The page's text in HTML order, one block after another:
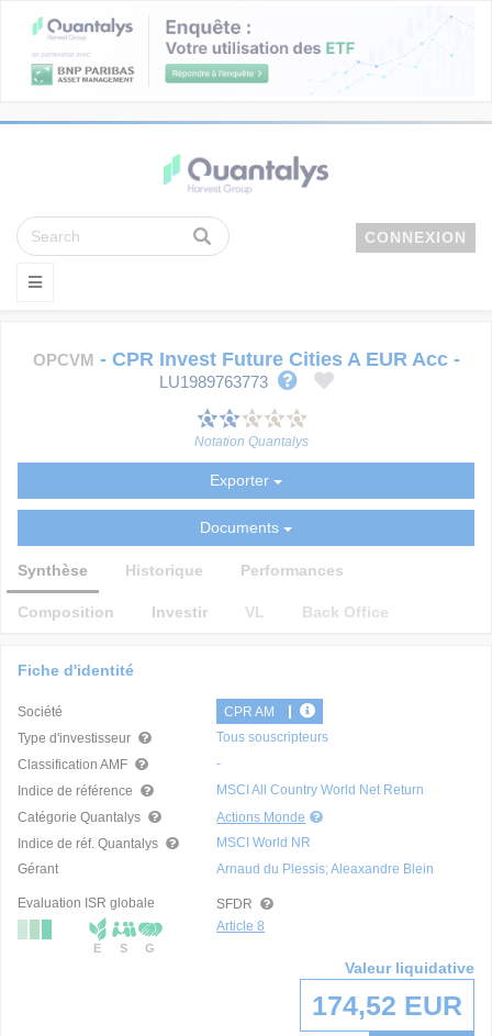
CONNEXION
OPCVM - CPR Invest Future Cities A EUR Acc-
LU1989763773
Notation Quantalys
Exporter
Documents
Synthèse Historique Performances
Composition Investir VL Back Office
Fiche d'identité
Société
CPR AM
Type d'investisseur
Tous souscripteurs
Classification AMF
-
Indice de référence
MSCI All Country World Net Return
Catégorie Quantalys
Actions Monde
Indice de réf. Quantalys
MSCI World NR
Gérant
Arnaud du Plessis; Aleaxandre Blein
Evaluation ISR globale
E S G
SFDR
Article 8
Valeur liquidative
174,52 EUR